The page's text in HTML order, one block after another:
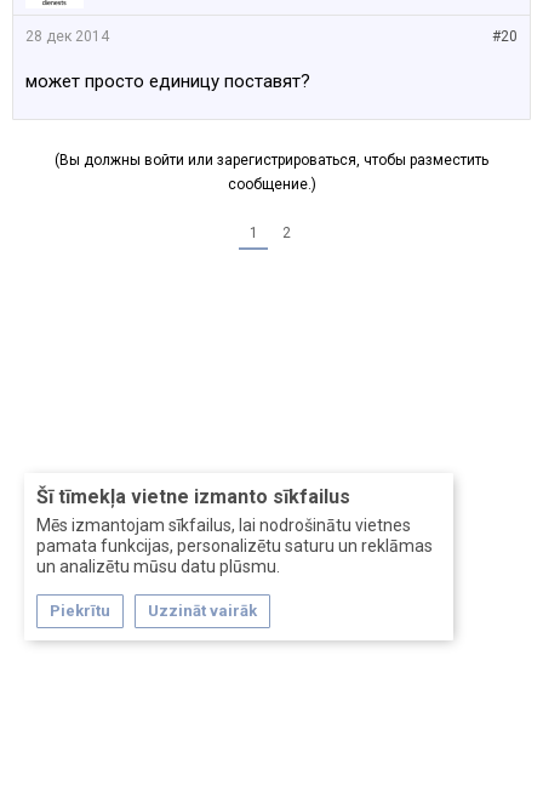
Šī tīmekļa vietne izmanto sīkfailus
Mēs izmantojam sīkfailus, lai nodrošinātu vietnes
pamata funkcijas, personalizētu saturu un reklāmas
un analizētu mūsu datu plūsmu.
Piekrītu Uzzināt vairāk
#20
28 дек 2014
может просто единицу поставят?
(Вы должны войти или зарегистрироваться, чтобы разместить
сообщение.)
1 2